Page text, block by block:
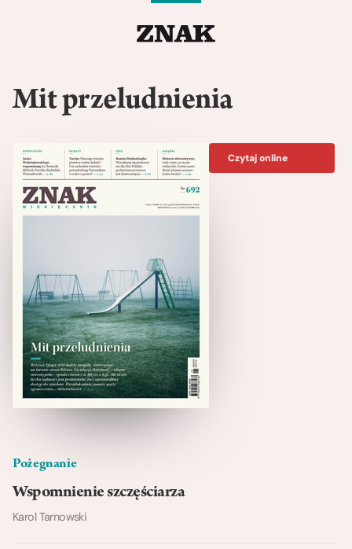
Mit przeludnienia
Pożegnanie
Wspomnienie szczęściarza
Karol Tarnowski
Czytaj online